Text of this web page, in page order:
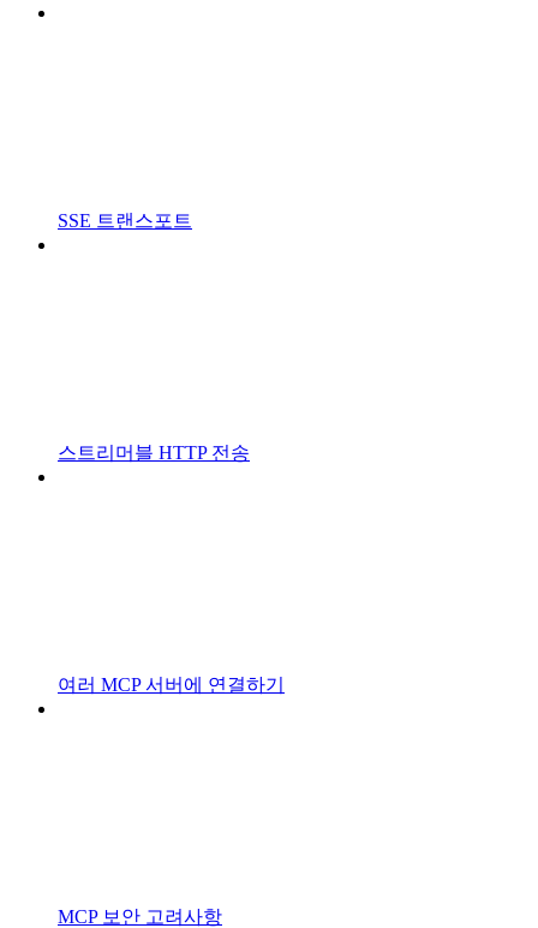
SSE 트랜스포트
스트리머블 HTTP 전송
여러 MCP 서버에 연결하기
MCP 보안 고려사항